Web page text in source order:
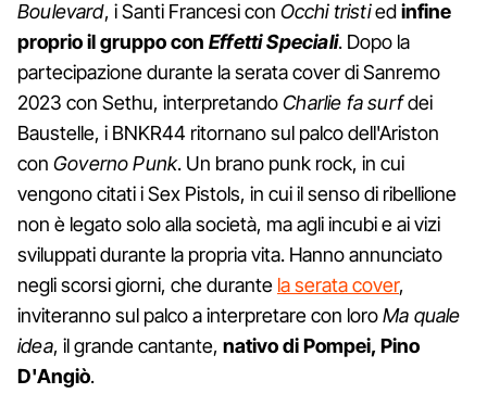
Boulevard, i Santi Francesi con Occhi tristiedinfine
proprio il gruppo con Effetti Speciali. Dopo la
partecipazione durante la serata cover di Sanremo
2023 con Sethu, interpretandoCharlie fa surfdei
Baustelle, i BNKR44 ritornano sul palco dell'Ariston
con Governo Punk. Un brano punk rock, in cui
vengono citati i Sex Pistols, in cui il senso di ribellione
non è legato solo alla società, ma agli incubi e ai vizi
sviluppati durante la propria vita. Hanno annunciato
negli scorsi giorni, che durante la serata cover,
inviteranno sul palco a interpretare con loroMa quale
idea, il grande cantante, nativo di Pompei, Pino
D'Angiò.